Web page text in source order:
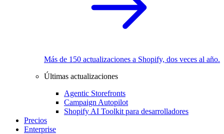
Más de 150 actualizaciones a Shopify, dos veces al año.
Últimas actualizaciones
Agentic Storefronts
Campaign Autopilot
Shopify AI Toolkit para desarrolladores
Precios
Enterprise